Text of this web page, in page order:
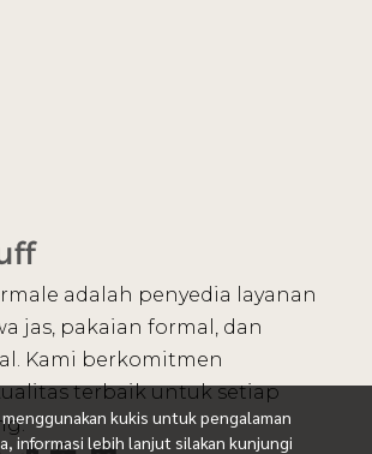
kukis untuk pengalaman
informasi lebih lanjut silakan kunjungi
adalah penyedia layanan
jas, pakaian formal, dan
Kami berkomitmen
terbaik untuk setiap